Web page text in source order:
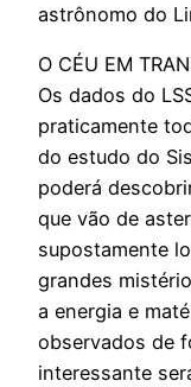
astrônomo do
O CÉU EM
Os dados do
praticamente
do estudo do
poderá
que vão de
supostamente
grandes
a energia e
observados de
interessante